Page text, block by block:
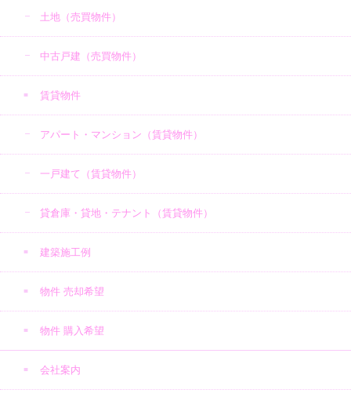
土地（売買物件）
中古戸建（売買物件）
賃貸物件
アパート・マンション（賃貸物件）
一戸建て（賃貸物件）
貸倉庫・貸地・テナント（賃貸物件）
建築施工例
物件 売却希望
物件 購入希望
会社案内